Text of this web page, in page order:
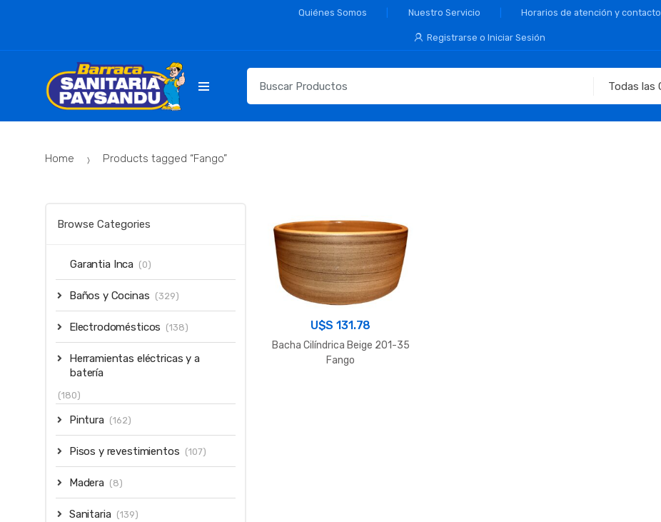
Quiénes Somos Nuestro Servicio Horarios de atención y contacto
Registrarse o Iniciar Sesión
para:
Home Products tagged “Fango”
U$S131.78
Bacha Cilíndrica Beige 201-35
Fango
Browse Categories
Garantia Inca (0)
Baños y Cocinas (329)
Electrodomésticos (138)
Herramientas eléctricas y a
batería
(180)
Pintura (162)
Pisos y revestimientos (107)
Madera (8)
Sanitaria (139)